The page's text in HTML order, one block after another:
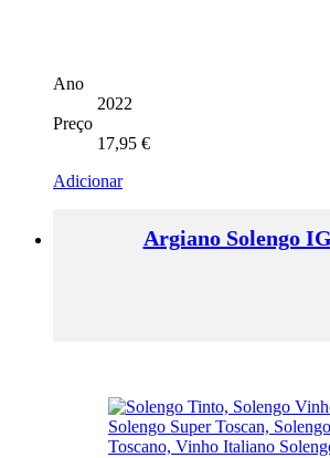
Ano
2022
Preço
17,95 €
Adicionar
Argiano Solengo